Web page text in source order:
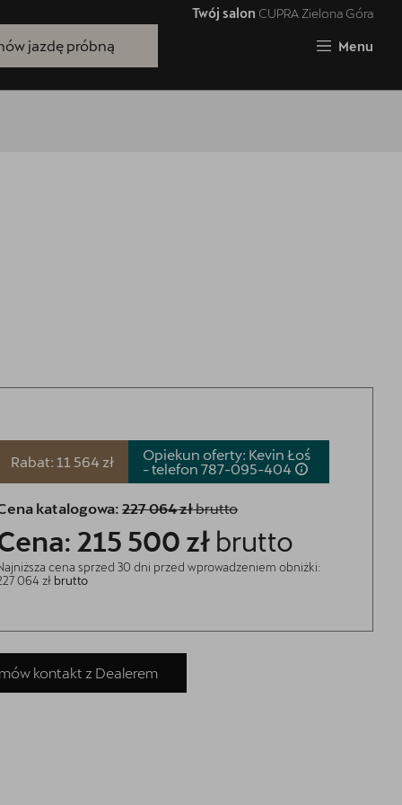
Twój salon CUPRA Zielona Góra
jazdę próbną Menu
Zamknij
Rabat: 11 564 zł
Opiekun oferty: Kevin Łoś
- telefon 787-095-404
katalogowa: 227 064 złbrutto
215 500 zł brutto
cena sprzed 30 dni przed wprowadzeniem obniżki:
064 zł brutto
kontakt z Dealerem